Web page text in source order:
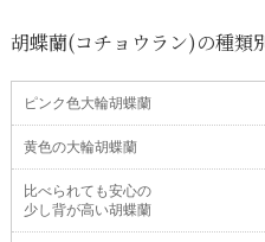
胡蝶蘭(コチョウラン)の種類
ピンク色大輪胡蝶蘭
黄色の大輪胡蝶蘭
比べられても安心の
少し背が高い胡蝶蘭